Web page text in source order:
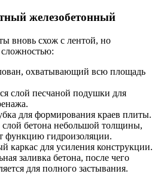
железобетонный
вновь схож с лентой, но
охватывающий всю площадь
слой песчаной подушки для
для формирования краев плиты.
слой бетона небольшой толщины,
функцию гидроизоляции.
каркас для усиления конструкции.
заливка бетона, после чего
для полного застывания.